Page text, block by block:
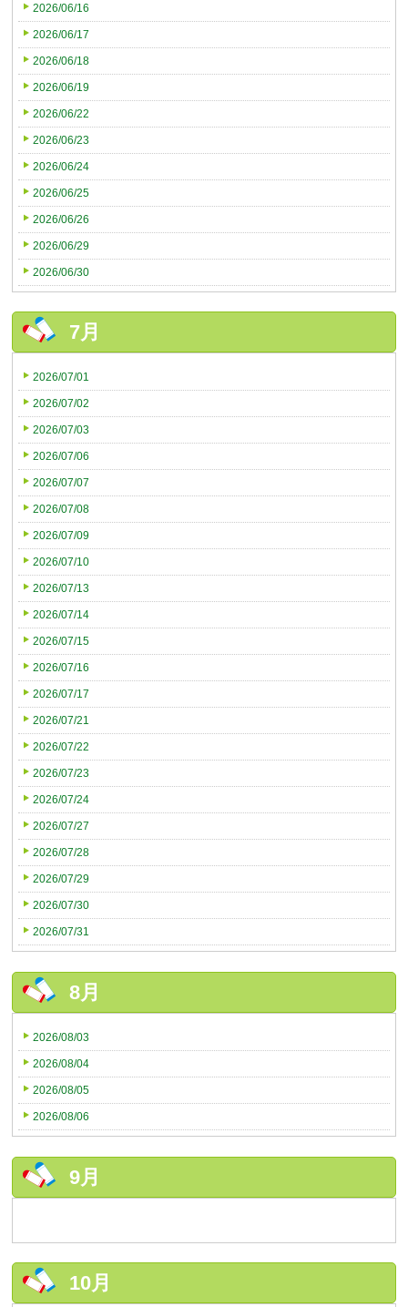
2026/06/16
2026/06/17
2026/06/18
2026/06/19
2026/06/22
2026/06/23
2026/06/24
2026/06/25
2026/06/26
2026/06/29
2026/06/30
7月
2026/07/01
2026/07/02
2026/07/03
2026/07/06
2026/07/07
2026/07/08
2026/07/09
2026/07/10
2026/07/13
2026/07/14
2026/07/15
2026/07/16
2026/07/17
2026/07/21
2026/07/22
2026/07/23
2026/07/24
2026/07/27
2026/07/28
2026/07/29
2026/07/30
2026/07/31
8月
2026/08/03
2026/08/04
2026/08/05
2026/08/06
9月
10月